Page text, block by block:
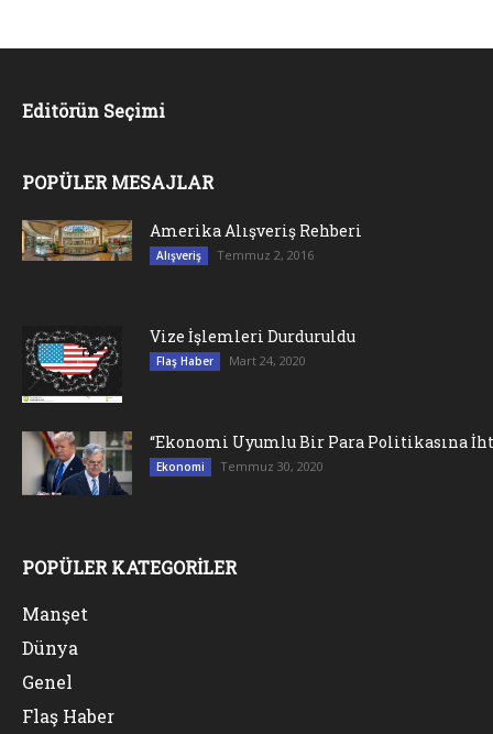
Editörün Seçimi
POPÜLER MESAJLAR
Amerika Alışveriş Rehberi
Alışveriş Temmuz 2, 2016
Vize İşlemleri Durduruldu
Flaş Haber Mart 24, 2020
“Ekonomi Uyumlu Bir Para Politikasına
Ekonomi Temmuz 30, 2020
POPÜLER KATEGORİLER
Manşet
Dünya
Genel
Flaş Haber